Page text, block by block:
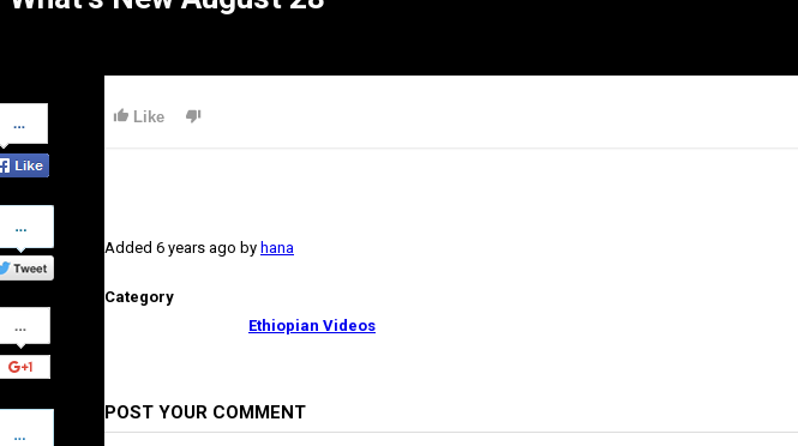
on
Facebook
Share
on
Twitter
Share
on
Google+
Pinterest
Like
Added 6 years ago by hana
Category
Ethiopian Videos
POST YOUR COMMENT